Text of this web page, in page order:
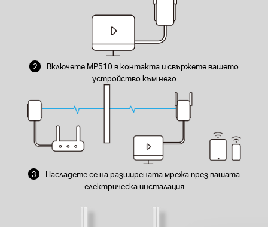
2
Включете MP510 в контакта и свържете вашето
устройство към него
3
Насладете се на разширената мрежа през вашата
електрическа инсталация